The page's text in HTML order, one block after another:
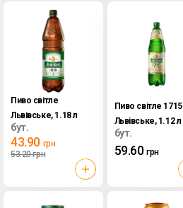
Пиво світле
Львівське, 1.18 л
бут.
43.90 грн
53.20грн
Пиво світле 1715
Львівське, 1.12 л
бут.
59.60 грн